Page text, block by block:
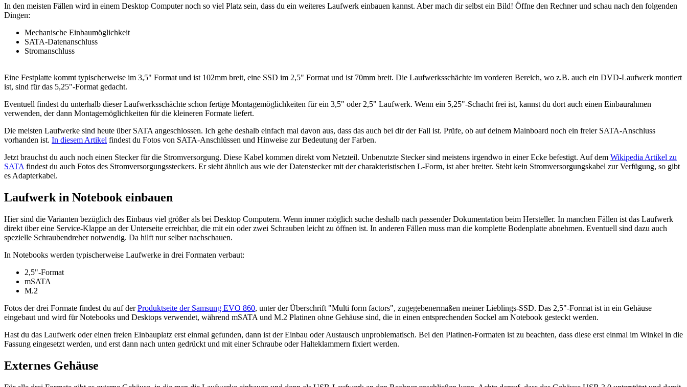
In den meisten Fällen wird in einem Desktop Computer noch so viel Platz sein, dass du ein weiteres Laufwerk einbauen kannst. Aber mach dir selbst ein Bild! Öffne den Rechner und schau nach den folgenden
Dingen:
Mechanische Einbaumöglichkeit
SATA-Datenanschluss
Stromanschluss
Eine Festplatte kommt typischerweise im 3,5" Format und ist 102mm breit, eine SSD im 2,5" Format und ist 70mm breit. Die Laufwerksschächte im vorderen Bereich, wo z.B. auch ein DVD-Laufwerk montiert
ist, sind für das 5,25"-Format gedacht.
Eventuell findest du unterhalb dieser Laufwerksschächte schon fertige Montagemöglichkeiten für ein 3,5" oder 2,5" Laufwerk. Wenn ein 5,25"-Schacht frei ist, kannst du dort auch einen Einbaurahmen
verwenden, der dann Montagemöglichkeiten für die kleineren Formate liefert.
Die meisten Laufwerke sind heute über SATA angeschlossen. Ich gehe deshalb einfach mal davon aus, dass das auch bei dir der Fall ist. Prüfe, ob auf deinem Mainboard noch ein freier SATA-Anschluss
vorhanden ist. In diesem Artikel findest du Fotos von SATA-Anschlüssen und Hinweise zur Bedeutung der Farben.
Jetzt brauchst du auch noch einen Stecker für die Stromversorgung. Diese Kabel kommen direkt vom Netzteil. Unbenutzte Stecker sind meistens irgendwo in einer Ecke befestigt. Auf dem Wikipedia Artikel zu
SATAfindest du auch Fotos des Stromversorgungssteckers. Er sieht ähnlich aus wie der Datenstecker mit der charakteristischen L-Form, ist aber breiter. Steht kein Stromversorgungskabel zur Verfügung, so gibt
es Adapterkabel.
Laufwerk in Notebook einbauen
Hier sind die Varianten bezüglich des Einbaus viel größer als bei Desktop Computern. Wenn immer möglich suche deshalb nach passender Dokumentation beim Hersteller. In manchen Fällen ist das Laufwerk
direkt über eine Service-Klappe an der Unterseite erreichbar, die mit ein oder zwei Schrauben leicht zu öffnen ist. In anderen Fällen muss man die komplette Bodenplatte abnehmen. Eventuell sind dazu auch
spezielle Schraubendreher notwendig. Da hilft nur selber nachschauen.
In Notebooks werden typischerweise Laufwerke in drei Formaten verbaut:
2,5"-Format
mSATA
M.2
Fotos der drei Formate findest du auf derProduktseite der Samsung EVO 860, unter der Überschrift "Multi form factors", zugegebenermaßen meiner Lieblings-SSD. Das 2,5"-Format ist in ein Gehäuse
eingebaut und wird für Notebooks und Desktops verwendet, während mSATA und M.2 Platinen ohne Gehäuse sind, die in einen entsprechenden Sockel am Notebook gesteckt werden.
Hast du das Laufwerk oder einen freien Einbauplatz erst einmal gefunden, dann ist der Einbau oder Austausch unproblematisch. Bei den Platinen-Formaten ist zu beachten, dass diese erst einmal im Winkel in die
Fassung eingesetzt werden, und erst dann nach unten gedrückt und mit einer Schraube oder Halteklammern fixiert werden.
Externes Gehäuse